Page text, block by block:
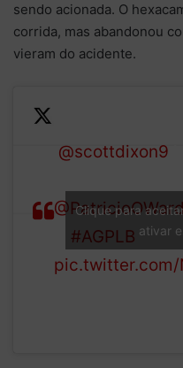
sendo acionada. O
corrida, mas abandonou
vieram do acidente.
@scottdixon9
#AGPLB
pic.twitter.com/
Clique para
ativar